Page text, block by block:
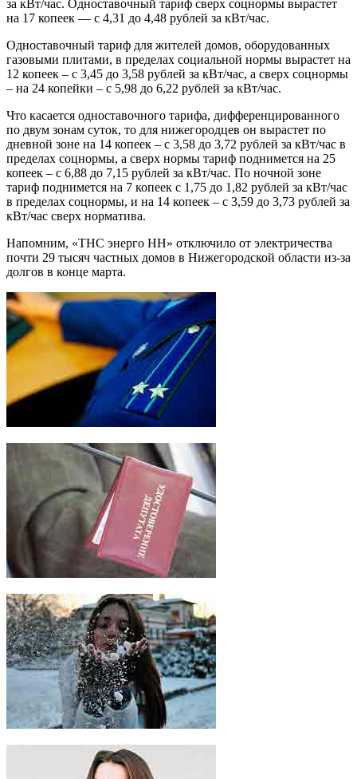
за кВт/час. Одноставочный тариф сверх соцнормы вырастет
на 17 копеек — с 4,31 до 4,48 рублей за кВт/час.
Одноставочный тариф для жителей домов, оборудованных
газовыми плитами, в пределах социальной нормы вырастет на
12 копеек – с 3,45 до 3,58 рублей за кВт/час, а сверх соцнормы
– на 24 копейки – с 5,98 до 6,22 рублей за кВт/час.
Что касается одноставочного тарифа, дифференцированного
по двум зонам суток, то для нижегородцев он вырастет по
дневной зоне на 14 копеек – с 3,58 до 3,72 рублей за кВт/час в
пределах соцнормы, а сверх нормы тариф поднимется на 25
копеек – с 6,88 до 7,15 рублей за кВт/час. По ночной зоне
тариф поднимется на 7 копеек с 1,75 до 1,82 рублей за кВт/час
в пределах соцнормы, и на 14 копеек – с 3,59 до 3,73 рублей за
кВт/час сверх норматива.
Напомним, «ТНС энерго НН» отключило от электричества
почти 29 тысяч частных домов в Нижегородской области из-за
долгов в конце марта.